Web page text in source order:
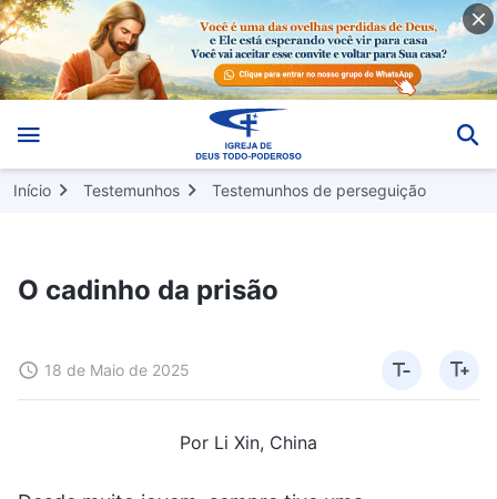
Início Testemunhos Testemunhos de perseguição
O cadinho da prisão
18 de Maio de 2025
Por Li Xin, China